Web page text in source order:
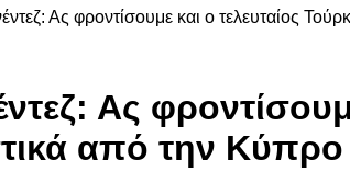
Ας φροντίσουμε και ο τελευταίος
Ας
από την Κύπρο